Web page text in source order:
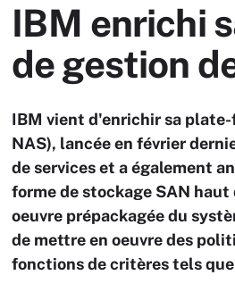
IBM enrichi
de gestion
IBM vient d'enrichir sa
NAS), lancée en février
de services et a également
forme de stockage SAN haut
oeuvre prépackagée du
de mettre en oeuvre des
fonctions de critères tels